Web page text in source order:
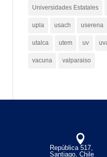
Universidades Estatales
upla usach userena
utalca utem uv
vacuna valparaiso

República 517,
Santiago, Chile